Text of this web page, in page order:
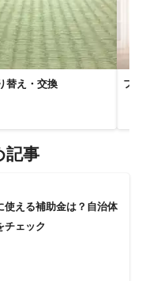
市 舞鶴市
宮津市
湖南市
野洲市
彦根市
多賀町
替え・交換 フ
記事
使える補助金は？自治体
チェック